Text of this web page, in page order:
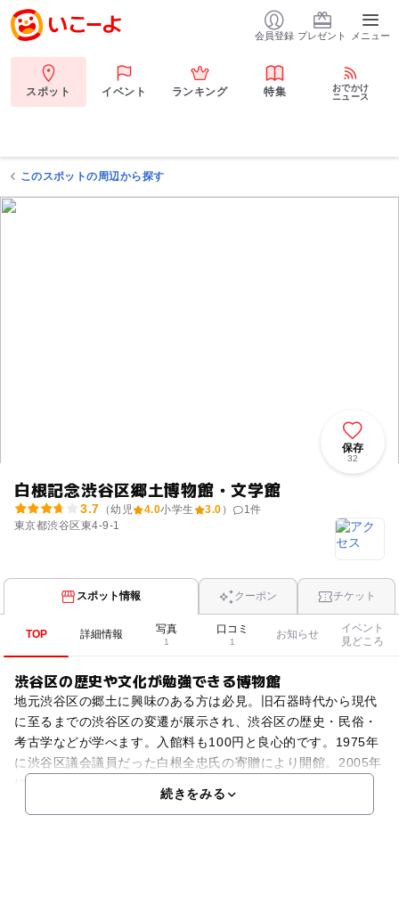
会員登録 プレゼント メニュー
スポット イベント ランキング 特集
おでかけ
ニュース
このスポットの周辺から探す
白根記念渋谷区郷土博物館・文学館
3.7 （幼児 4.0小学生 3.0 ） 1件
東京都渋谷区東4-9-1
保存
32
スポット情報 クーポン チケット
TOP 詳細情報 写真
1
口コミ
1
お知らせ
イベント
見どころ
渋谷区の歴史や文化が勉強できる博物館
地元渋谷区の郷土に興味のある方は必見。旧石器時代から現代
に至るまでの渋谷区の変遷が展示され、渋谷区の歴史・民俗・
考古学などが学べます。入館料も100円と良心的です。1975年
に渋谷区議会議員だった白根全忠氏の寄贈により開館。2005年
続きをみる